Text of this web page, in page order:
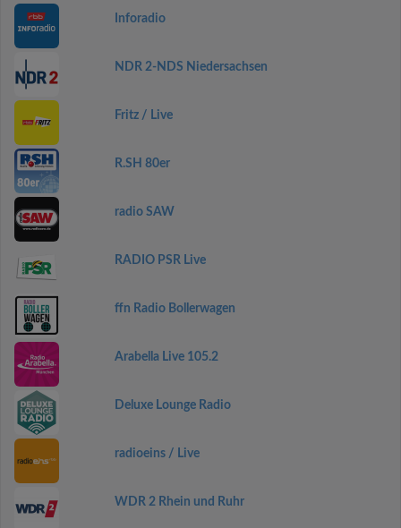
Inforadio
NDR 2-NDS Niedersachsen
Fritz / Live
R.SH 80er
radio SAW
RADIO PSR Live
ffn Radio Bollerwagen
Arabella Live 105.2
Deluxe Lounge Radio
radioeins / Live
WDR 2 Rhein und Ruhr